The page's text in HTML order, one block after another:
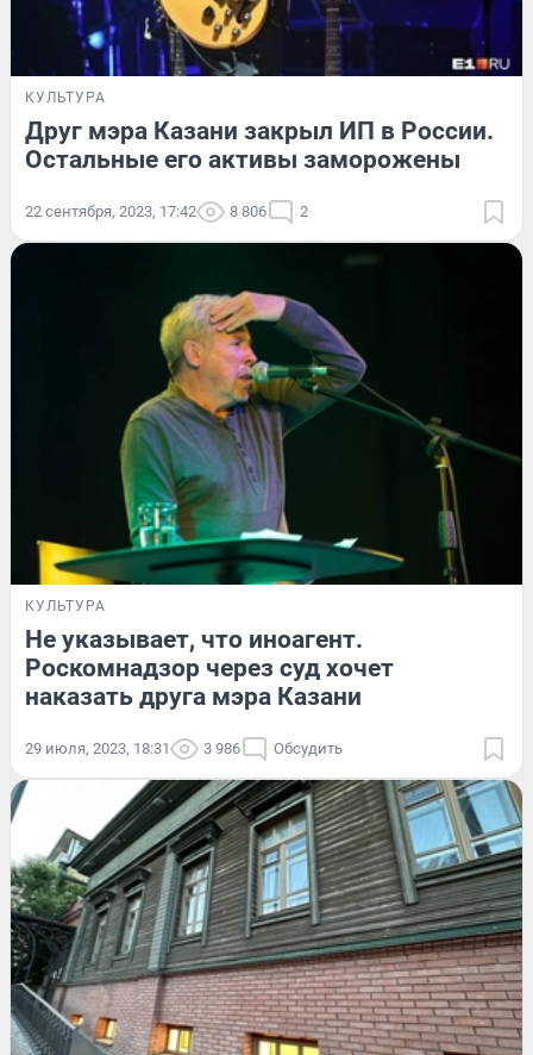
КУЛЬТУРА
Друг мэра Казани закрыл ИП в России.
Остальные его активы заморожены
22 сентября, 2023, 17:42 8 806 2
КУЛЬТУРА
Не указывает, что иноагент.
Роскомнадзор через суд хочет
наказать друга мэра Казани
29 июля, 2023, 18:31 3 986 Обсудить